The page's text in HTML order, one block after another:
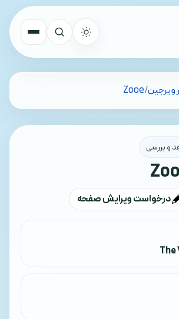
ویرجین/
Zooe
و بررسی
درخواست ویرایش صفحه
The